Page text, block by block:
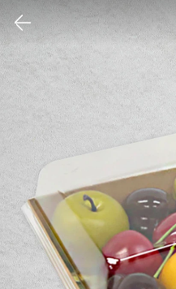
클릭 시 이미지 확대 보기 팝업 열림